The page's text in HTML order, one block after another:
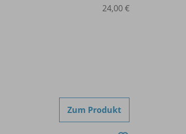
24,00 €
Zum Produkt